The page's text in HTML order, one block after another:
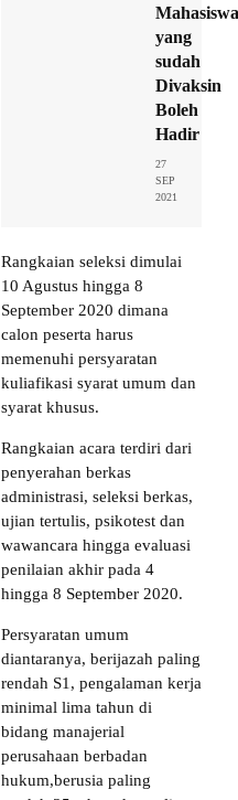
Mahasiswa
yang
sudah
Divaksin
Boleh
Hadir
27
SEP
2021
Rangkaian seleksi dimulai
10 Agustus hingga 8
September 2020 dimana
calon peserta harus
memenuhi persyaratan
kuliafikasi syarat umum dan
syarat khusus.
Rangkaian acara terdiri dari
penyerahan berkas
administrasi, seleksi berkas,
ujian tertulis, psikotest dan
wawancara hingga evaluasi
penilaian akhir pada 4
hingga 8 September 2020.
Persyaratan umum
diantaranya, berijazah paling
rendah S1, pengalaman kerja
minimal lima tahun di
bidang manajerial
perusahaan berbadan
hukum,berusia paling